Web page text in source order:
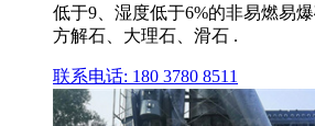
低于9、湿度低于6%的非易燃易
方解石、大理石、滑石 .
联系电话: 180 3780 8511